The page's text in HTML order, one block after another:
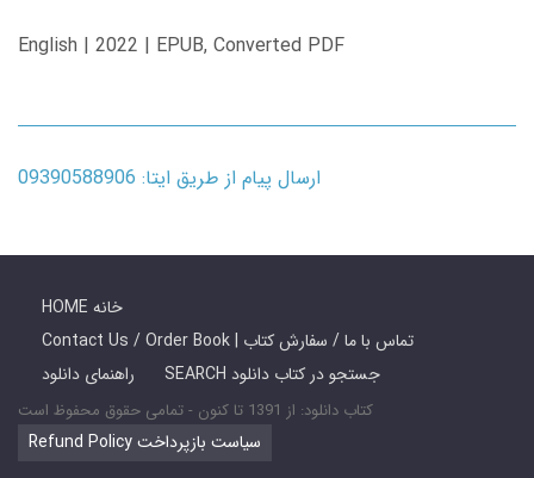
English | 2022 | EPUB, Converted PDF
ارسال پیام از طریق ایتا: 09390588906
HOME خانه
Contact Us / Order Book | تماس با ما / سفارش کتاب
راهنمای دانلود
SEARCH جستجو در کتاب دانلود
کتاب دانلود: از 1391 تا کنون - تمامی حقوق محفوظ است
Refund Policy سیاست بازپرداخت